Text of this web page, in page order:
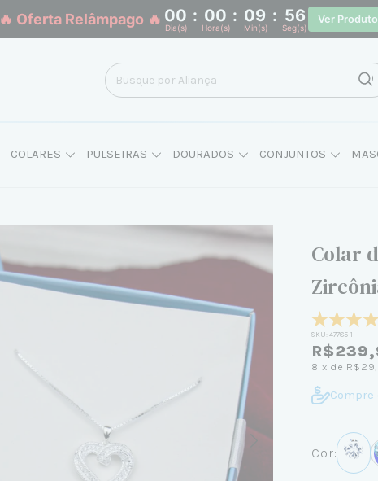
🔥 Oferta Relâmpago 🔥 00 : 00 : 09 : 55
Dia(s) Hora(s) Min(s) Seg(s)
Ver
COLARES PULSEIRAS DOURADOS CONJUNTOS
Colar
SKU:47785-1
8 x de
Cor: